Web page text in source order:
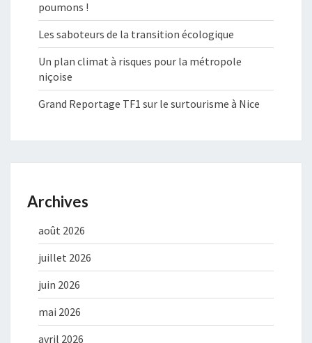
poumons !
Les saboteurs de la transition écologique
Un plan climat à risques pour la métropole
niçoise
Grand Reportage TF1 sur le surtourisme à Nice
Archives
août 2026
juillet 2026
juin 2026
mai 2026
avril 2026